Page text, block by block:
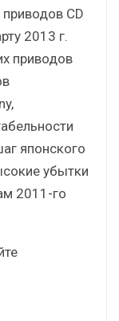
CD
2013 г.
приводов
японского
убытки
2011-го